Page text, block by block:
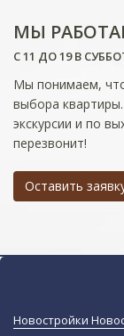
МЫ
С 11 ДО 19 В
Мы понимаем,
выбора
экскурсии и по
перезвонит!
Оставить
Новостройки